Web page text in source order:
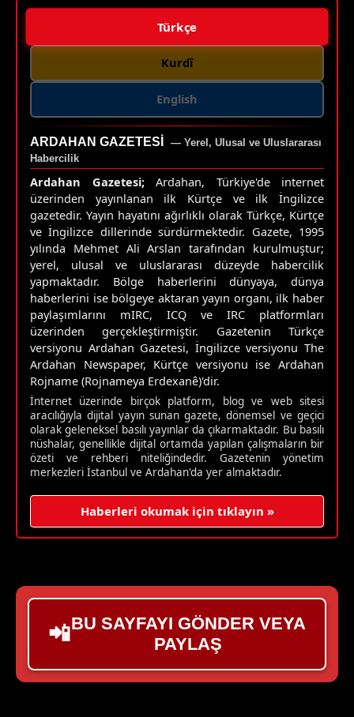
Türkçe
Kurdî
English
ARDAHAN GAZETESI
— Yerel, Ulusal ve Uluslararası
Habercilik
Ardahan Gazetesi;Ardahan, Türkiye'de internet
üzerinden yayınlanan ilk Kürtçe ve ilk İngilizce
gazetedir. Yayın hayatını ağırlıklı olarak Türkçe, Kürtçe
ve İngilizce dillerinde sürdürmektedir. Gazete, 1995
yılında Mehmet Ali Arslan tarafından kurulmuştur;
yerel, ulusal ve uluslararası düzeyde habercilik
yapmaktadır. Bölge haberlerini dünyaya, dünya
haberlerini ise bölgeye aktaran yayın organı, ilk haber
paylaşımlarını mIRC, ICQ ve IRC platformları
üzerinden gerçekleştirmiştir. Gazetenin Türkçe
versiyonu Ardahan Gazetesi, İngilizce versiyonu The
Ardahan Newspaper, Kürtçe versiyonu ise Ardahan
Rojname (Rojnameya Erdexanê)'dir.
İnternet üzerinde birçok platform, blog ve web sitesi
aracılığıyla dijital yayın sunan gazete, dönemsel ve geçici
olarak geleneksel basılı yayınlar da çıkarmaktadır. Bu basılı
nüshalar, genellikle dijital ortamda yapılan çalışmaların bir
özeti ve rehberi niteliğindedir. Gazetenin yönetim
merkezleri İstanbul ve Ardahan'da yer almaktadır.
Haberleri okumak için tıklayın »
📲BU SAYFAYI GÖNDER VEYA
PAYLAŞ